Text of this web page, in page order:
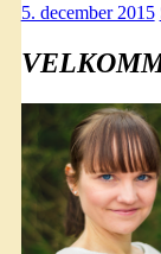
5. december 2015